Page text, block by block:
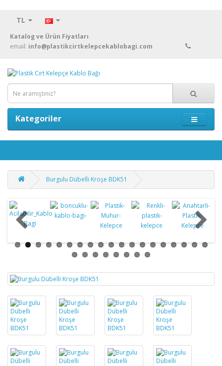
TL
Katalog ve Ürün Fiyatları
email: info@plastikcirtkelepcekablobagi.com
Kategoriler
Burgulu Dübelli Kroşe BDK51